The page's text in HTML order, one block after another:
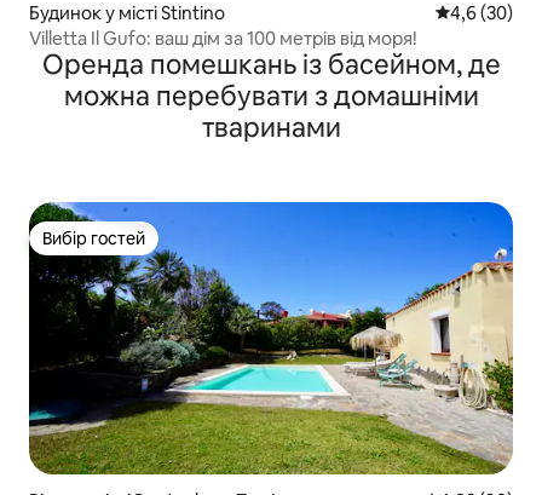
Будинок у місті Stintino Середня
4,6 (30)
Villetta Il Gufo: ваш дім за 100 метрів від моря!
Оренда помешкань із басейном, де
можна перебувати з домашніми
тваринами
Вибір гостей
Вибір гостей